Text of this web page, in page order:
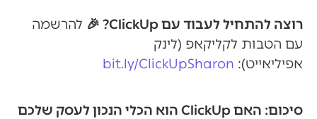
רוצה להתחיל לעבוד עם ClickUp? 🎉
להרשמה
עם הטבות לקליקאפ (לינק
אפיליאייט): bit.ly/ClickUpSharon
סיכום: האם ClickUp הוא הכלי הנכון לעסק שלכם